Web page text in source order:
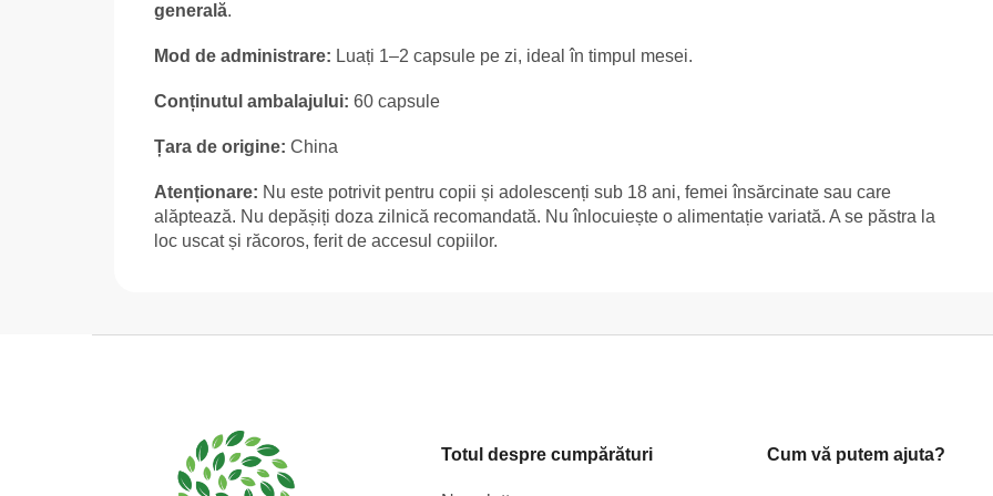
generală.
Mod de administrare: Luați 1–2 capsule pe zi, ideal în timpul mesei.
Conținutul ambalajului: 60 capsule
Țara de origine: China
Atenționare: Nu este potrivit pentru copii și adolescenți sub 18 ani, femei însărcinate sau care
alăptează. Nu depășiți doza zilnică recomandată. Nu înlocuiește o alimentație variată. A se păstra la
loc uscat și răcoros, ferit de accesul copiilor.
Totul despre cumpărături Cum vă putem ajuta?